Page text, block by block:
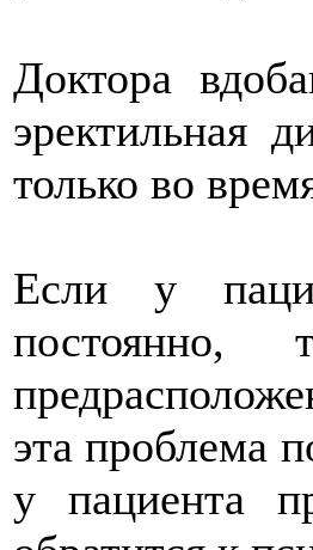
Доктора
эректильная
только во
Если у
постоянно,
эта проблема
у пациента